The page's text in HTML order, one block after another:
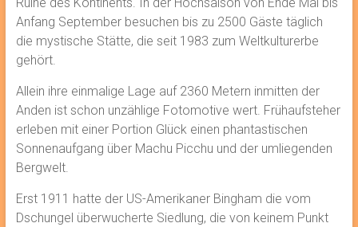
Ruine des Kontinents. In der Hochsaison von Ende Mai bis
Anfang September besuchen bis zu 2500 Gäste täglich
die mystische Stätte, die seit 1983 zum Weltkulturerbe
gehört.
Allein ihre einmalige Lage auf 2360 Metern inmitten der
Anden ist schon unzählige Fotomotive wert. Frühaufsteher
erleben mit einer Portion Glück einen phantastischen
Sonnenaufgang über Machu Picchu und der umliegenden
Bergwelt.
Erst 1911 hatte der US-Amerikaner Bingham die vom
Dschungel überwucherte Siedlung, die von keinem Punkt